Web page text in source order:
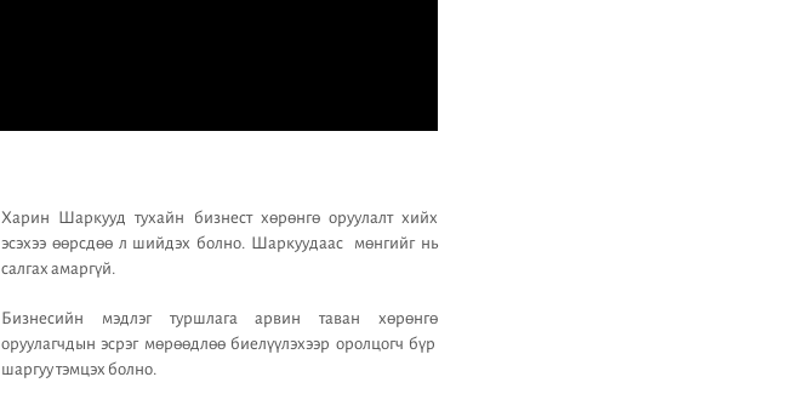
Харин Шаркууд тухайн бизнест хөрөнгө оруулалт хийх
эсэхээ өөрсдөө л шийдэх болно. Шаркуудаас мөнгийг нь
салгах амаргүй.
Бизнесийн мэдлэг туршлага арвин таван хөрөнгө
оруулагчдын эсрэг мөрөөдлөө биелүүлэхээр оролцогч бүр
шаргуу тэмцэх болно.